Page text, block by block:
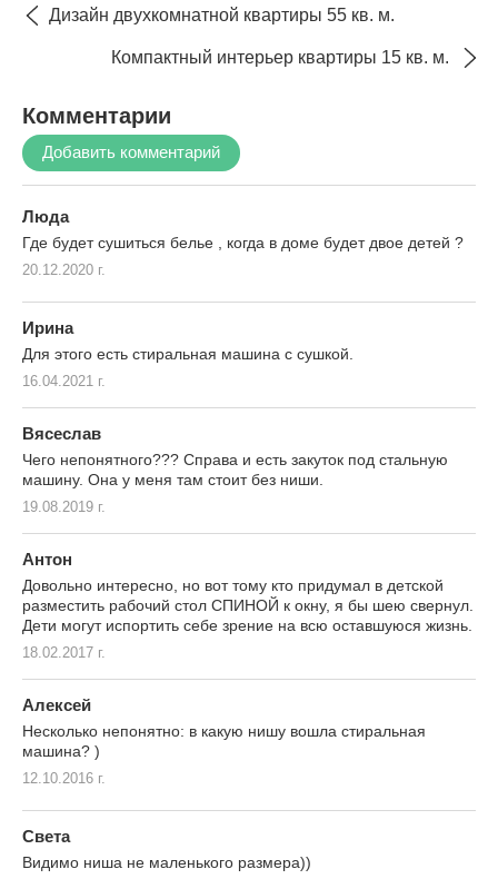
Дизайн двухкомнатной квартиры 55 кв. м.
Компактный интерьер квартиры 15 кв. м.
Комментарии
Добавить комментарий
Люда
Где будет сушиться белье , когда в доме будет двое детей ?
20.12.2020 г.
Ирина
Для этого есть стиральная машина с сушкой.
16.04.2021 г.
Вясеслав
Чего непонятного??? Справа и есть закуток под стальную
машину. Она у меня там стоит без ниши.
19.08.2019 г.
Антон
Довольно интересно, но вот тому кто придумал в детской
разместить рабочий стол СПИНОЙ к окну, я бы шею свернул.
Дети могут испортить себе зрение на всю оставшуюся жизнь.
18.02.2017 г.
Алексей
Несколько непонятно: в какую нишу вошла стиральная
машина? )
12.10.2016 г.
Света
Видимо ниша не маленького размера))